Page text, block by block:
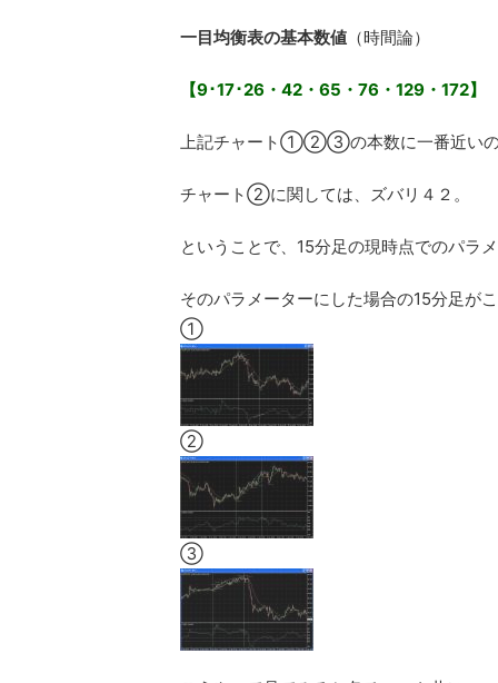
一目均衡表の基本数値 （時間論）
【9･17･26・42・65・76・129・172】
上記チャート①②③の本数に一番近い
チャート②に関しては、ズバリ４２。
ということで、15分足の現時点でのパラ
そのパラメーターにした場合の15分足が
①
②
③